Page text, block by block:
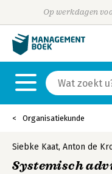
Op werkdagen
Organisatiekunde
Siebke Kaat, Anton de
Systemisch